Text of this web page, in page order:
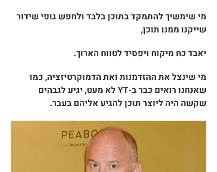
מי שימשיך להתמקד בתוכן בלבד ולחפש גופי שידור
שייקנו ממנו תוכן,
יאבד כח מיקוח ויפסיד לטווח הארוך.
מי שינצל את ההזדמנות ואת הדמוקרטיזציה, כמו
שאנחנו רואים כבר ב-YT לא מעט, יגיע לגבהים
שקשה היה ליוצר תוכן להגיע אליהם בעבר.